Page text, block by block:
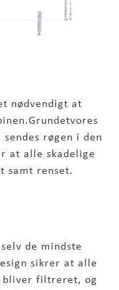
nødvendigt at
røgen i den
at alle skadelige
samt renset.
de mindste
sikrer at alle
bliver filtreret, og